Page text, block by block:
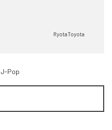
RyotaToyota
J-Pop